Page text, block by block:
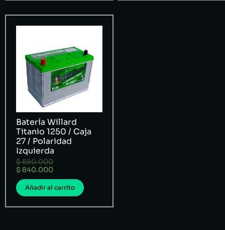
Batería Willard
Titanio 1250 / Caja
27 / Polaridad
Izquierda
$880.000
$ 840.000
Añadir al carrito